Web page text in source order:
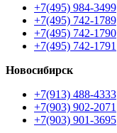
+7(495) 984-3499
+7(495) 742-1789
+7(495) 742-1790
+7(495) 742-1791
Новосибирск
+7(913) 488-4333
+7(903) 902-2071
+7(903) 901-3695